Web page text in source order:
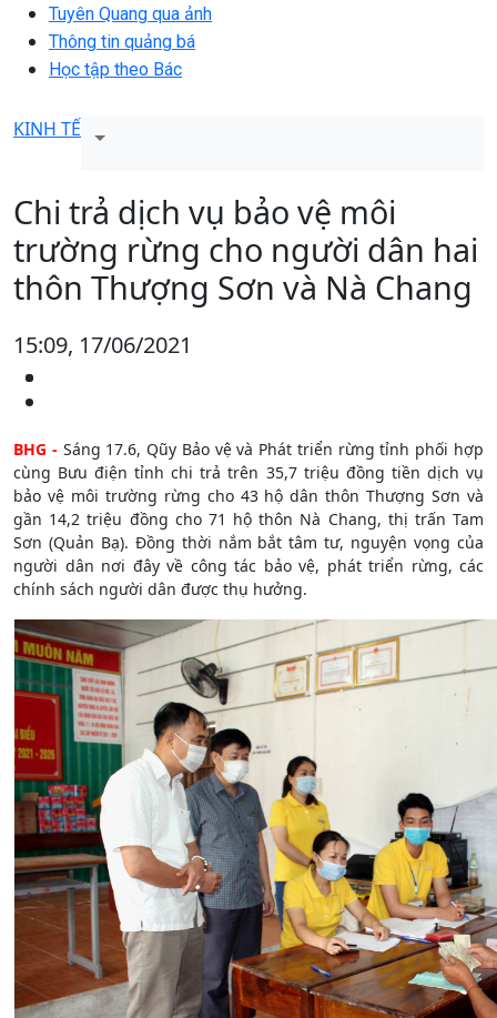
Tuyên Quang qua ảnh
Thông tin quảng bá
Học tập theo Bác
KINH TẾ
Chi trả dịch vụ bảo vệ môi
trường rừng cho người dân hai
thôn Thượng Sơn và Nà Chang
15:09, 17/06/2021
BHG - Sáng 17.6, Qũy Bảo vệ và Phát triển rừng tỉnh phối hợp
cùng Bưu điện tỉnh chi trả trên 35,7 triệu đồng tiền dịch vụ
bảo vệ môi trường rừng cho 43 hộ dân thôn Thượng Sơn và
gần 14,2 triệu đồng cho 71 hộ thôn Nà Chang, thị trấn Tam
Sơn (Quản Bạ). Đồng thời nắm bắt tâm tư, nguyện vọng của
người dân nơi đây về công tác bảo vệ, phát triển rừng, các
chính sách người dân được thụ hưởng.